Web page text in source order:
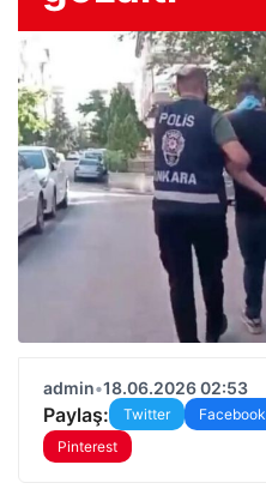
admin•18.06.2026 02:53
Paylaş: Twitter Facebook
Pinterest